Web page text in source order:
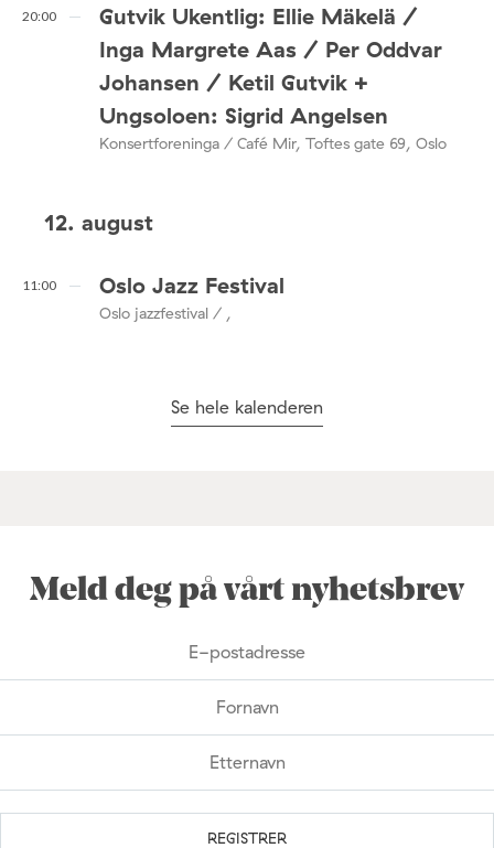
20:00
Gutvik Ukentlig: Ellie Mäkelä /
Inga Margrete Aas / Per Oddvar
Johansen / Ketil Gutvik +
Ungsoloen: Sigrid Angelsen
Konsertforeninga / Café Mir, Toftes gate 69, Oslo
12. august
11:00 Oslo Jazz Festival
Oslo jazzfestival / ,
Se hele kalenderen
Meld deg på vårt nyhetsbrev